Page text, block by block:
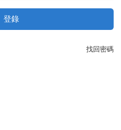
登錄
找回密碼